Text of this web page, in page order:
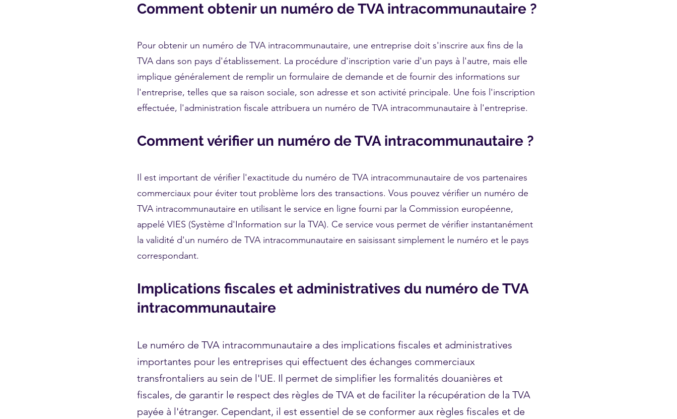
Comment obtenir un numéro de TVA intracommunautaire ?
Pour obtenir un numéro de TVA intracommunautaire, une entreprise doit s'inscrire aux fins de la
TVA dans son pays d'établissement. La procédure d'inscription varie d'un pays à l'autre, mais elle
implique généralement de remplir un formulaire de demande et de fournir des informations sur
l'entreprise, telles que sa raison sociale, son adresse et son activité principale. Une fois l'inscription
effectuée, l'administration fiscale attribuera un numéro de TVA intracommunautaire à l'entreprise.
Comment vérifier un numéro de TVA intracommunautaire ?
Il est important de vérifier l'exactitude du numéro de TVA intracommunautaire de vos partenaires
commerciaux pour éviter tout problème lors des transactions. Vous pouvez vérifier un numéro de
TVA intracommunautaire en utilisant le service en ligne fourni par la Commission européenne,
appelé VIES (Système d'Information sur la TVA). Ce service vous permet de vérifier instantanément
la validité d'un numéro de TVA intracommunautaire en saisissant simplement le numéro et le pays
correspondant.
Implications fiscales et administratives du numéro de TVA
intracommunautaire
Le numéro de TVA intracommunautaire a des implications fiscales et administratives
importantes pour les entreprises qui effectuent des échanges commerciaux
transfrontaliers au sein de l'UE. Il permet de simplifier les formalités douanières et
fiscales, de garantir le respect des règles de TVA et de faciliter la récupération de la TVA
payée à l'étranger. Cependant, il est essentiel de se conformer aux règles fiscales et de